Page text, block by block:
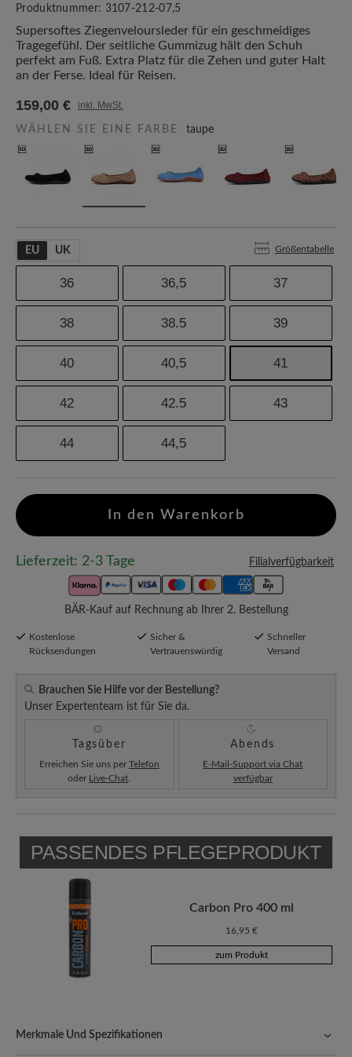
Produktnummer: 3107-212-07,5
Supersoftes Ziegenveloursleder für ein geschmeidiges
Tragegefühl. Der seitliche Gummizug hält den Schuh
perfekt am Fuß. Extra Platz für die Zehen und guter Halt
an der Ferse. Ideal für Reisen.
159,00 € inkl. MwSt.
WÄHLEN SIE EINE FARBE taupe
EU UK Größentabelle
36 36,5 37
38 38.5 39
40 40,5 41
42 42.5 43
44 44,5
In den Warenkorb
Lieferzeit: 2-3 Tage Filialverfügbarkeit
BÄR-Kauf auf Rechnung ab Ihrer 2. Bestellung
Kostenlose
Rücksendungen
Sicher &
Vertrauenswürdig
Schneller
Versand
Brauchen Sie Hilfe vor der Bestellung?
Unser Expertenteam ist für Sie da.
Tagsüber
Erreichen Sie uns per Telefon
oder Live-Chat
Abends
E-Mail-Support via Chat
verfügbar
PASSENDES PFLEGEPRODUKT
Carbon Pro 400 ml
16,95 €
zum Produkt
Merkmale Und Spezifikationen